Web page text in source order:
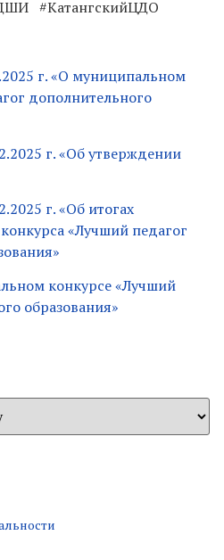
#КатангскийЦДО
г. «О муниципальном
дополнительного
г. «Об утверждении
г. «Об итогах
«Лучший педагог
конкурсе «Лучший
образования»